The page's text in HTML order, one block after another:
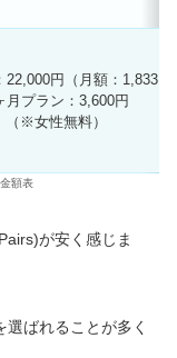
22,000円（月額：1,833円
月プラン：3,600円
（※女性無料）
額表
が安く感じま
ばれることが多く